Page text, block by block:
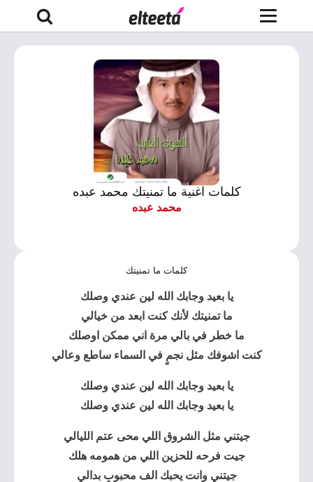
كلمات اغنية ما تمنيتك محمد عبده
محمد عبده
كلمات ما تمنيتك
يا بعيد وجابك الله لين عندي وصلك
ما تمنيتك لأنك كنت ابعد من خيالي
ما خطر في بالي مرة اني ممكن اوصلك
كنت اشوفك مثل نجمٍ في السماء ساطع وعالي
يا بعيد وجابك الله لين عندي وصلك
يا بعيد وجابك الله لين عندي وصلك
جيتني مثل الشروق اللي محى عتم الليالي
جيت فرحه للحزين اللي من همومه هلك
جيتني وانت يحبك الف محبوبٍ بدالي